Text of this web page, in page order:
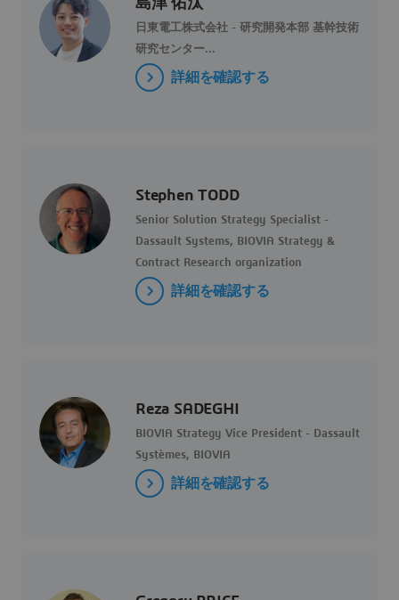
島津 佑汰
日東電工株式会社 - 研究開発本部 基幹技術
研究センター...
詳細を確認する
Stephen TODD
Senior Solution Strategy Specialist -
Dassault Systems, BIOVIA Strategy &
Contract Research organization
詳細を確認する
Reza SADEGHI
BIOVIA Strategy Vice President - Dassault
Systèmes, BIOVIA
詳細を確認する